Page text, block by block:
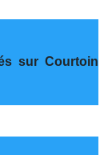
sur Courtoin